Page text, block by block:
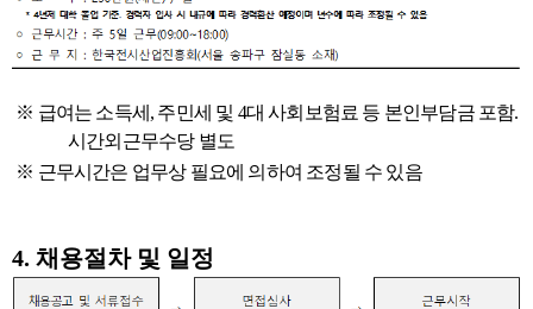
※ 급여는 소득세 , 주민세 및 4대 사회보험료 등 본인부담금 포함.
시간외근무수당 별도
※ 근무시간은 업무상 필요에 의하여 조정될 수 있음
4. 채용절차 및 일정